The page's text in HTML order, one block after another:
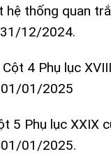
thống quan
12/2024.
4 Phụ lục
01/01/2025
5 Phụ lục XXIX
01/01/2025.